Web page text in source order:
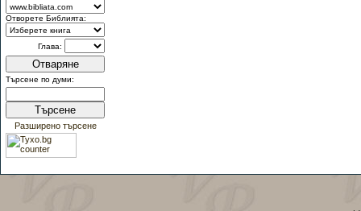
Отворете Библията:
Глава:
Отваряне
Търсене по думи:
Търсене
Разширено търсене